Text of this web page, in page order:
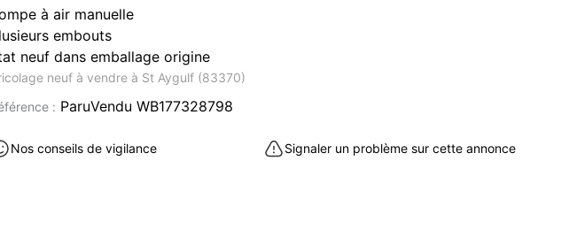
à air manuelle
embouts
neuf dans emballage origine
neuf à vendre à St Aygulf (83370)
: ParuVendu WB177328798
Nos conseils de vigilance Signaler un problème sur cette annonce